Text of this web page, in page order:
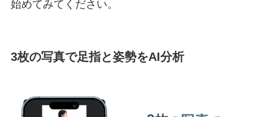
始めてみてください。
3枚の写真で足指と姿勢をAI分析